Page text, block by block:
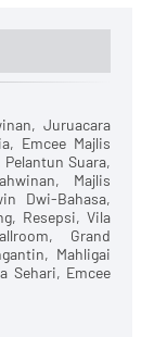
Juruacara
Emcee Majlis
Suara,
Majlis
Dwi-Bahasa,
Resepsi, Vila
Grand
Mahligai
Sehari, Emcee